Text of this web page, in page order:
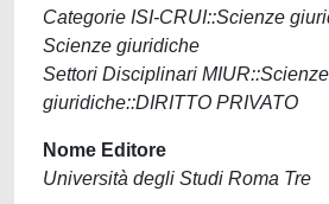
Categorie ISI-CRUI::Scienze
Scienze giuridiche
Settori Disciplinari MIUR::Scienze
giuridiche::DIRITTO PRIVATO
Nome Editore
Università degli Studi Roma Tre